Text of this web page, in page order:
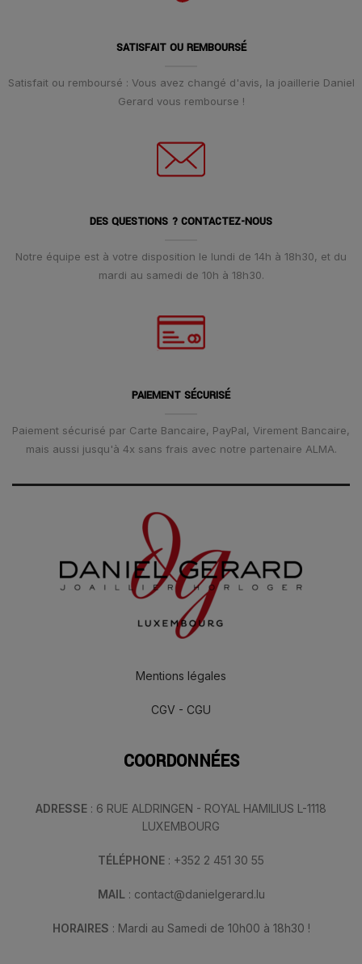
SATISFAIT OU REMBOURSÉ
Satisfait ou remboursé : Vous avez changé d'avis, la joaillerie Daniel
Gerard vous rembourse !
DES QUESTIONS ? CONTACTEZ-NOUS
Notre équipe est à votre disposition le lundi de 14h à 18h30, et du
mardi au samedi de 10h à 18h30.
PAIEMENT SÉCURISÉ
Paiement sécurisé par Carte Bancaire, PayPal, Virement Bancaire,
mais aussi jusqu'à 4x sans frais avec notre partenaire ALMA.
Mentions légales
CGV - CGU
COORDONNÉES
ADRESSE : 6 RUE ALDRINGEN - ROYAL HAMILIUS L-1118
LUXEMBOURG
TÉLÉPHONE : +352 2 451 30 55
MAIL : contact@danielgerard.lu
HORAIRES : Mardi au Samedi de 10h00 à 18h30 !